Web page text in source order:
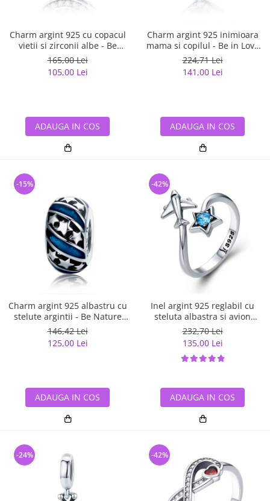
Charm argint 925 cu copacul
vietii si zirconii albe - Be
Nature PST0120
165,00 Lei
105,00 Lei
ADAUGA IN COS
Charm argint 925 inimioara
mama si copilul - Be in Love
PST0122
224,71 Lei
141,00 Lei
ADAUGA IN COS
Charm argint 925 albastru cu
stelute argintii - Be Nature
PST0123
146,42 Lei
125,00 Lei
-15%
ADAUGA IN COS
Inel argint 925 reglabil cu
steluta albastra si avion
argintiu - Be Nature IST0047
232,70 Lei
135,00 Lei
-42%
ADAUGA IN COS
-24% -42%